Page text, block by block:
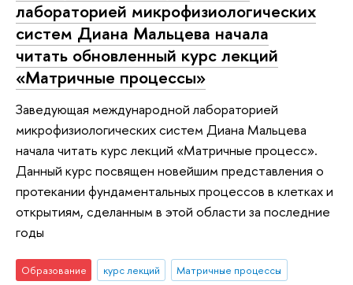
лабораторией микрофизиологических
систем Диана Мальцева начала
читать обновленный курс лекций
«Матричные процессы»
Заведующая международной лабораторией
микрофизиологических систем Диана Мальцева
начала читать курс лекций «Матричные процесс».
Данный курс посвящен новейшим представления о
протекании фундаментальных процессов в клетках и
открытиям, сделанным в этой области за последние
годы
Образование курс лекций Матричные процессы